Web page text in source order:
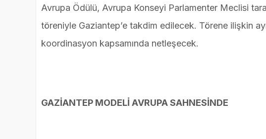
Avrupa Ödülü, Avrupa Konseyi Parlamenter Meclisi
töreniyle Gaziantep’e takdim edilecek. Törene ilişkin
koordinasyon kapsamında netleşecek.
GAZİANTEP MODELİ AVRUPA SAHNESİNDE